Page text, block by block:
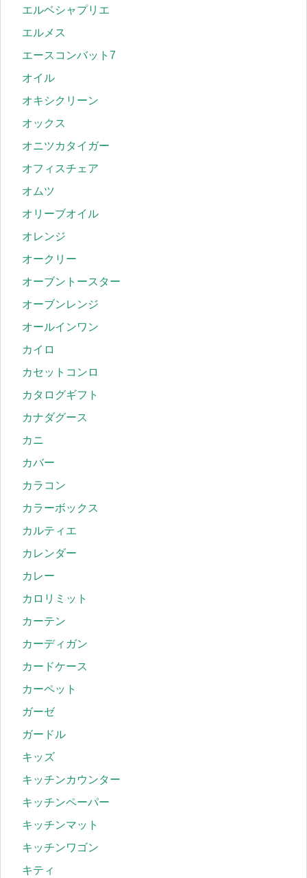
エルベシャプリエ
エルメス
エースコンバット7
オイル
オキシクリーン
オックス
オニツカタイガー
オフィスチェア
オムツ
オリーブオイル
オレンジ
オークリー
オーブントースター
オーブンレンジ
オールインワン
カイロ
カセットコンロ
カタログギフト
カナダグース
カニ
カバー
カラコン
カラーボックス
カルティエ
カレンダー
カレー
カロリミット
カーテン
カーディガン
カードケース
カーペット
ガーゼ
ガードル
キッズ
キッチンカウンター
キッチンペーパー
キッチンマット
キッチンワゴン
キティ